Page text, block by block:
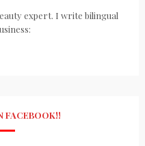
expert. I write bilingual
FACEBOOK!!